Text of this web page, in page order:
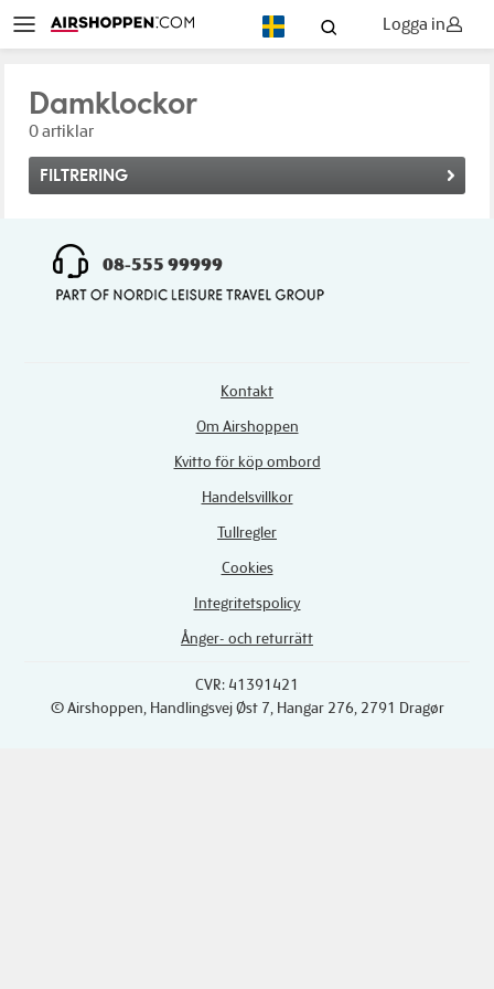
Logga in
Damklockor
0 artiklar
FILTRERING
08-555 99999
Kontakt
Om Airshoppen
Kvitto för köp ombord
Handelsvillkor
Tullregler
Cookies
Integritetspolicy
Ånger- och returrätt
CVR: 41391421
© Airshoppen , Handlingsvej Øst 7, Hangar 276, 2791 Dragør